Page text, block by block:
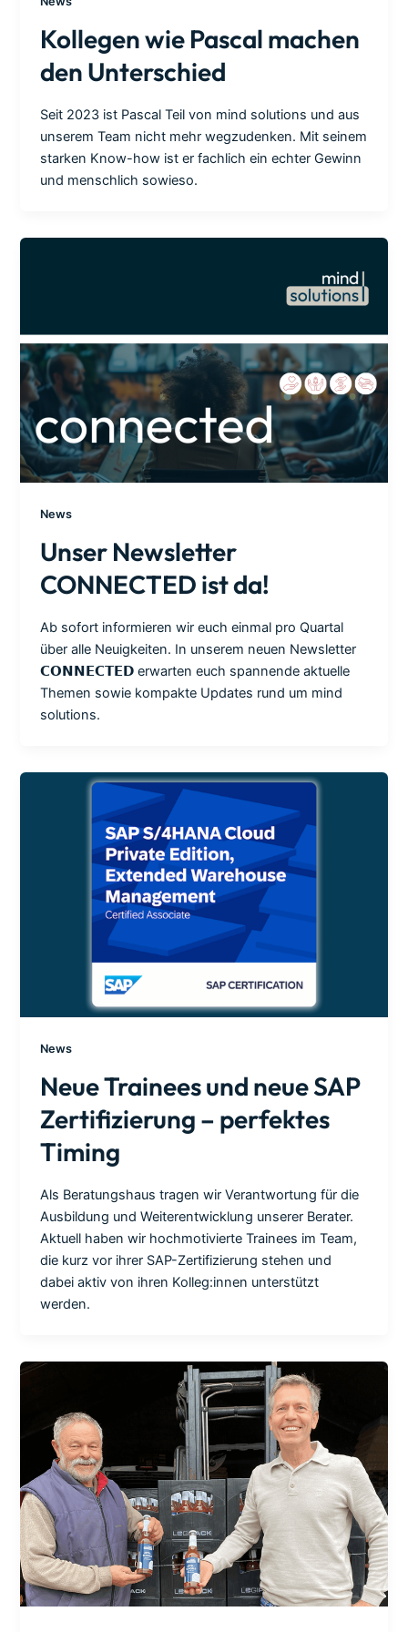
Kollegen wie Pascal machen
den Unterschied
Seit 2023 ist Pascal Teil von mind solutions und aus
unserem Team nicht mehr wegzudenken. Mit seinem
starken Know-how ist er fachlich ein echter Gewinn
und menschlich sowieso.
News
Unser Newsletter
CONNECTED ist da!
Ab sofort informieren wir euch einmal pro Quartal
über alle Neuigkeiten. In unserem neuen Newsletter
𝗖𝗢𝗡𝗡𝗘𝗖𝗧𝗘𝗗 erwarten euch spannende aktuelle
Themen sowie kompakte Updates rund um mind
solutions.
News
Neue Trainees und neue SAP
Zertifizierung – perfektes
Timing
Als Beratungshaus tragen wir Verantwortung für die
Ausbildung und Weiterentwicklung unserer Berater.
Aktuell haben wir hochmotivierte Trainees im Team,
die kurz vor ihrer SAP-Zertifizierung stehen und
dabei aktiv von ihren Kolleg:innen unterstützt
werden.